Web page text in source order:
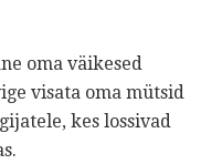
oma väikesed
visata oma mütsid
kes lossivad